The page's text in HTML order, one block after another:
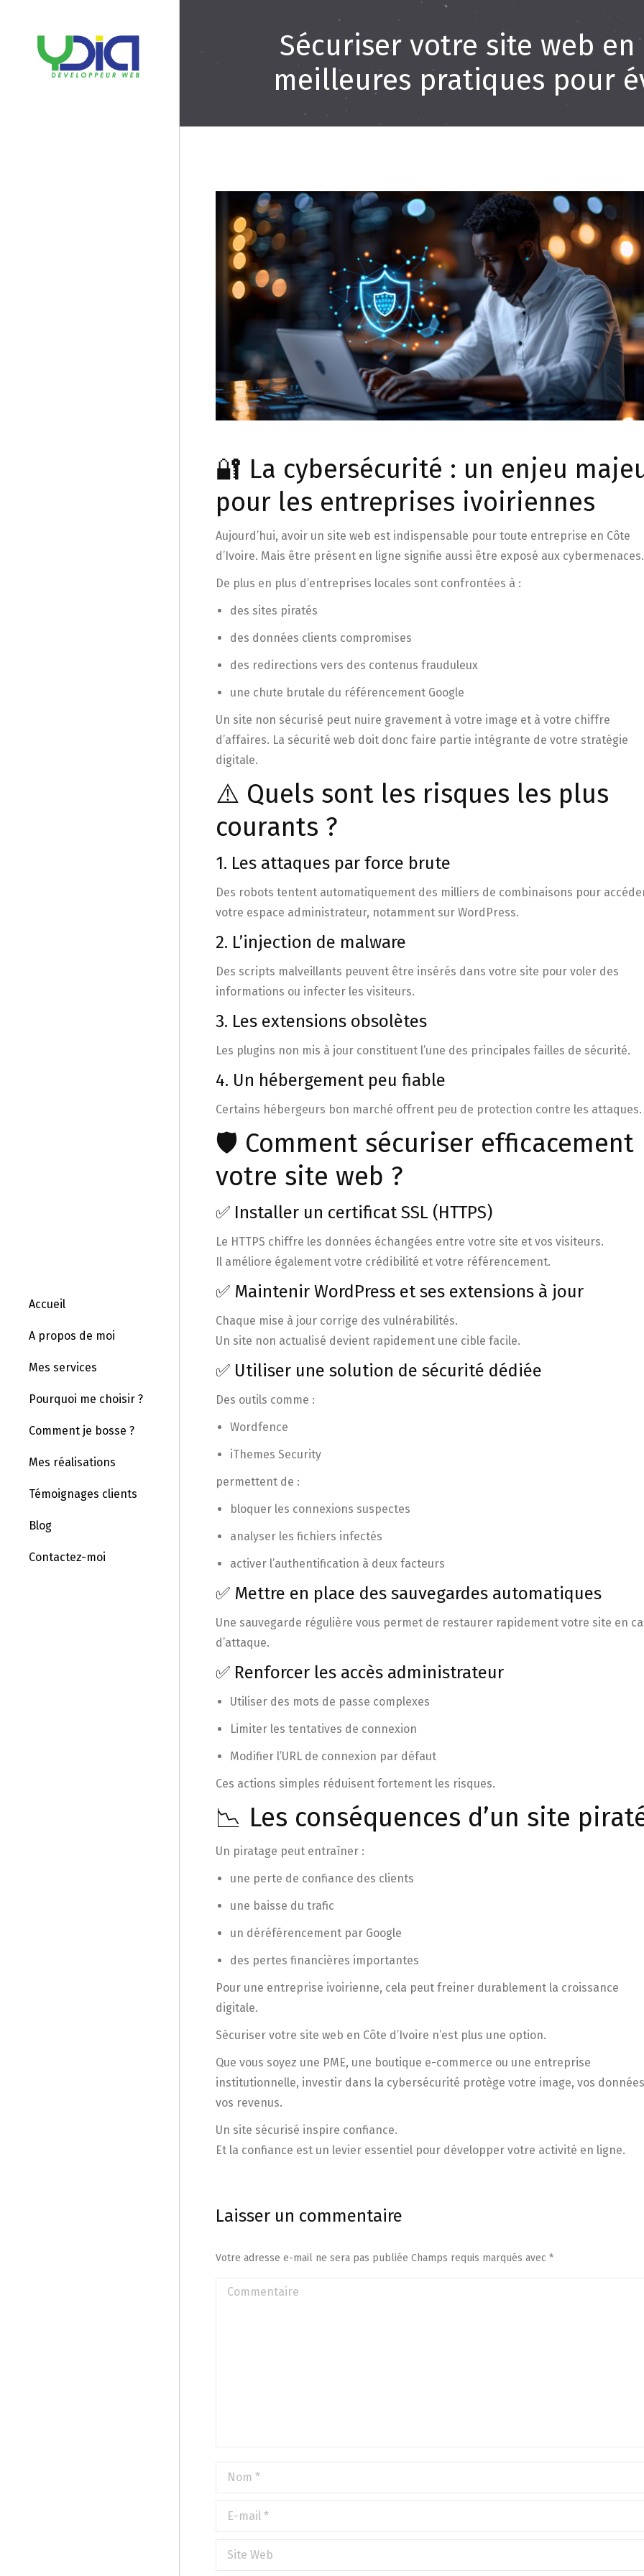
Accueil
A propos de moi
Mes services
Pourquoi me choisir ?
Comment je bosse ?
Mes réalisations
Témoignages clients
Blog
Contactez-moi
Sécuriser votre site web en
meilleures pratiques pour
🔐 La cybersécurité : un enjeu
pour les entreprises ivoiriennes
Aujourd’hui, avoir un site web est indispensable pour toute entreprise en Côte
d’Ivoire. Mais être présent en ligne signifie aussi être exposé aux cybermenaces.
De plus en plus d’entreprises locales sont confrontées à :
des sites piratés
des données clients compromises
des redirections vers des contenus frauduleux
une chute brutale du référencement Google
Un site non sécurisé peut nuire gravement à votre image et à votre chiffre
d’affaires. La sécurité web doit donc faire partie intégrante de votre stratégie
digitale.
⚠️ Quels sont les risques les plus
courants ?
1. Les attaques par force brute
Des robots tentent automatiquement des milliers de combinaisons pour
votre espace administrateur, notamment sur WordPress.
2. L’injection de malware
Des scripts malveillants peuvent être insérés dans votre site pour voler des
informations ou infecter les visiteurs.
3. Les extensions obsolètes
Les plugins non mis à jour constituent l’une des principales failles de sécurité.
4. Un hébergement peu fiable
Certains hébergeurs bon marché offrent peu de protection contre les attaques.
🛡️ Comment sécuriser efficacement
votre site web ?
✅ Installer un certificat SSL (HTTPS)
Le HTTPS chiffre les données échangées entre votre site et vos visiteurs.
Il améliore également votre crédibilité et votre référencement.
✅ Maintenir WordPress et ses extensions à jour
Chaque mise à jour corrige des vulnérabilités.
Un site non actualisé devient rapidement une cible facile.
✅ Utiliser une solution de sécurité dédiée
Des outils comme :
Wordfence
iThemes Security
permettent de :
bloquer les connexions suspectes
analyser les fichiers infectés
activer l’authentification à deux facteurs
✅ Mettre en place des sauvegardes automatiques
Une sauvegarde régulière vous permet de restaurer rapidement votre site en
d’attaque.
✅ Renforcer les accès administrateur
Utiliser des mots de passe complexes
Limiter les tentatives de connexion
Modifier l’URL de connexion par défaut
Ces actions simples réduisent fortement les risques.
📉 Les conséquences d’un site
Un piratage peut entraîner :
une perte de confiance des clients
une baisse du trafic
un déréférencement par Google
des pertes financières importantes
Pour une entreprise ivoirienne, cela peut freiner durablement la croissance
digitale.
Sécuriser votre site web en Côte d’Ivoire n’est plus une option.
Que vous soyez une PME, une boutique e-commerce ou une entreprise
institutionnelle, investir dans la cybersécurité protège votre image, vos
vos revenus.
Un site sécurisé inspire confiance.
Et la confiance est un levier essentiel pour développer votre activité en ligne.
Laisser un commentaire
Votre adresse e-mail ne sera pas publiée Champs requis marqués avec *
Commentaire
Nom *
E-mail *
Site Web
Très professionnel, j’ai été
impressionné par la qualité du site
internet. Je recommande
Richard Konan
l'évènementiel
Ce consultant SEO
comprendre
présents sur mon
peux maintenant y
Maxime